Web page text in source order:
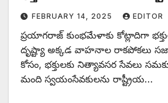
FEBRUARY 14, 2025 EDITOR
ప్రయాగరాజ్‌ కుంభమేళాకు కోట్లాదిగా
దృష్ట్యా అక్కడ వాహనాల రాకపోకలు
కోసం, భక్తులకు నిత్యావసర సేవలు
మంది స్వయంసేవకులను రాష్ట్రీయ…